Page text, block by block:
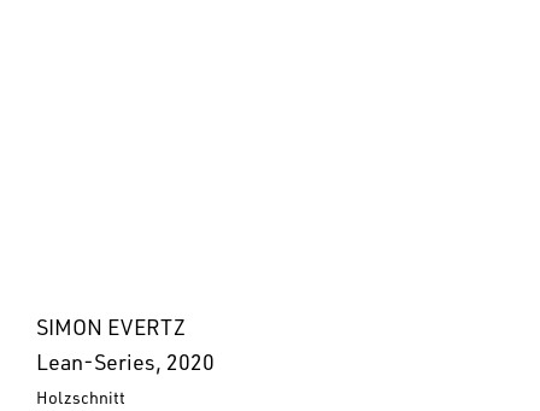
SIMON EVERTZ
Lean-Series, 2020
Holzschnitt